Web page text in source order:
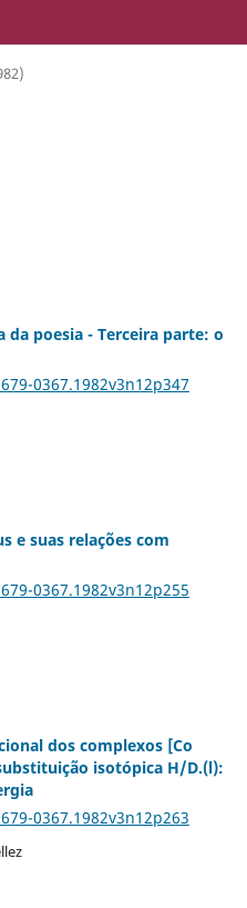
poesia - Terceira parte: o
0367.1982v3n12p347
e suas relações com
0367.1982v3n12p255
dos complexos [Co
isotópica H/D.(l):
0367.1982v3n12p263